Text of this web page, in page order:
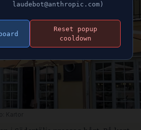
laudebot@anthropic.com)
Reset popup
cooldown